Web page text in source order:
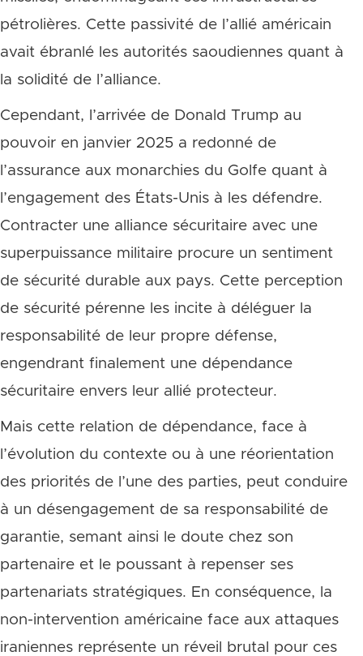
pétrolières. Cette passivité de l’allié américain
avait ébranlé les autorités saoudiennes quant à
la solidité de l’alliance.
Cependant, l’arrivée de Donald Trump au
pouvoir en janvier 2025 a redonné de
l’assurance aux monarchies du Golfe quant à
l’engagement des États-Unis à les défendre.
Contracter une alliance sécuritaire avec une
superpuissance militaire procure un sentiment
de sécurité durable aux pays. Cette perception
de sécurité pérenne les incite à déléguer la
responsabilité de leur propre défense,
engendrant finalement une dépendance
sécuritaire envers leur allié protecteur.
Mais cette relation de dépendance, face à
l’évolution du contexte ou à une réorientation
des priorités de l’une des parties, peut conduire
à un désengagement de sa responsabilité de
garantie, semant ainsi le doute chez son
partenaire et le poussant à repenser ses
partenariats stratégiques. En conséquence, la
non-intervention américaine face aux attaques
iraniennes représente un réveil brutal pour ces